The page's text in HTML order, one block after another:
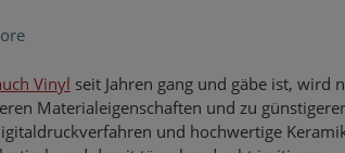
Vinyl seit Jahren gang und gäbe ist, wird
Materialeigenschaften und zu
und hochwertige